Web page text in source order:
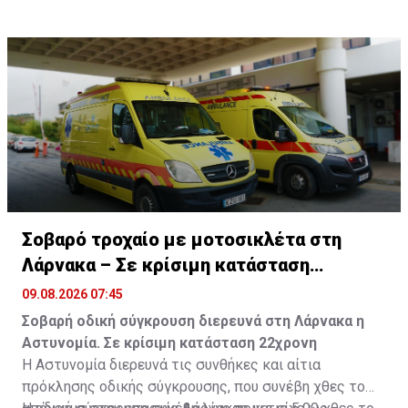
οδηγών.
Σοβαρό τροχαίο με μοτοσικλέτα στη
Λάρνακα – Σε κρίσιμη κατάσταση
22χρονη
09.08.2026 07:45
Σοβαρή οδική σύγκρουση διερευνά στη Λάρνακα η
Αστυνομία. Σε κρίσιμη κατάσταση 22χρονη
Η Αστυνομία διερευνά τις συνθήκες και αίτια
πρόκλησης οδικής σύγκρουσης, που συνέβη χθες το